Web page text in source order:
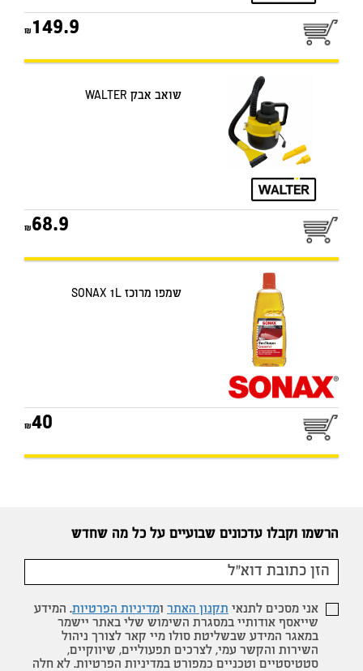
149.9
שואב אבק WALTER
68.9
שמפו מרוכז SONAX 1L
40
הרשמו וקבלו עדכונים שבועיים על כל מה שחדש
אני מסכים לתנאי תקנון האתר ומדיניות הפרטיות. המידע
שייאסף אודותיי במסגרת השימוש שלי באתר יישמר
במאגר המידע שבשליטת סולו מיי קאר לצורך ניהול
השירות והקשר עמי, לצרכים תפעוליים, שיווקיים,
סטטיסטיים וטכניים כמפורט במדיניות הפרטיות. לא חלה